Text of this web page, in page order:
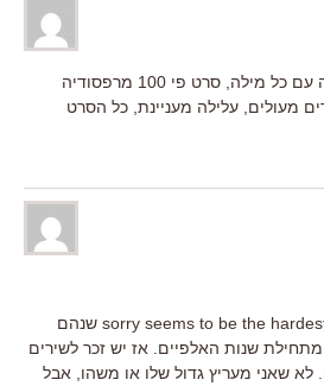
לא אאריך במילים, מסכימה עם כל מילה, סרט פי 100 מרפסודיה
מעולים, עלילה מעניינת, כל הסרט
הערה לסדר: I want love וsorry seems to be the hardest שנהם
שנות האלפיים. אז יש זכר לשירים
שאני מעריץ גדול שלו או משהו, אבל